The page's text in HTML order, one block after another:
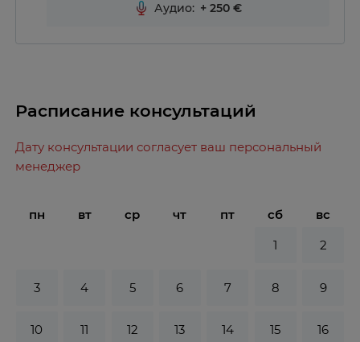
Аудио: +250
Расписание консультаций
Дату консультации согласует ваш персональный
менеджер
пн вт ср чт пт сб
вс
1
2
3 4 5 6 7 8 9
10 11 12 13 14 15 16